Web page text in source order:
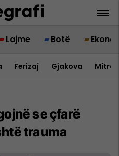
Lajme Botë
Ferizaj Gjakova
se çfarë
trauma